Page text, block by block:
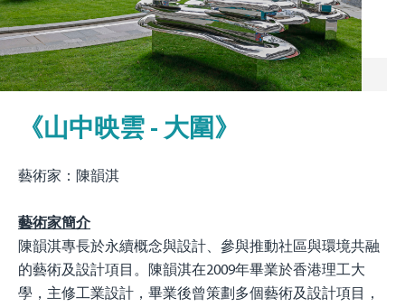
《山中映雲 - 大圍》
藝術家 ：陳韻淇
藝術家簡介
陳韻淇專長於永續概念與設計、參與推動社區與環境共融
的藝術及設計項目。陳韻淇在2009年畢業於香港理工大
學，主修工業設計，畢業後曾策劃多個藝術及設計項目，